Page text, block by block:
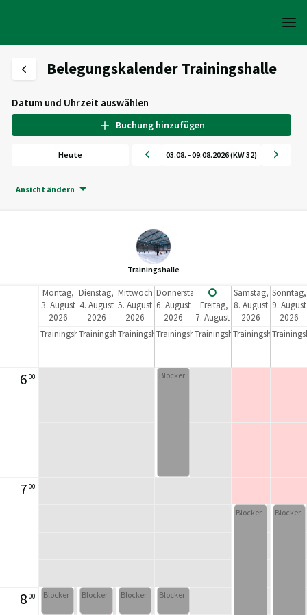
Belegungskalender Trainingshalle
Datum und Uhrzeit auswählen
Buchung hinzufügen
Heute 03.08. - 09.08.2026 (KW 32)
Ansicht ändern
Trainingshalle
Montag,
3. August
2026
Dienstag,
4. August
2026
Mittwoch,
5. August
2026
Donnerstag,
6. August
2026
Freitag,
7. August
2026
Samstag,
8. August
2026
Sonntag,
9. August
2026
TrainingshalleTrainingshalleTrainingshalleTrainingshalleTrainingshalleTrainingshalle
6 00
7 00
8 00 Blocker Blocker Blocker
Blocker
Blocker
Blocker Blocker